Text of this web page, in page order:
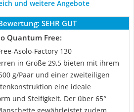
und weitere Angebote
SEHR GUT
Quantum Free:
Asolo-Factory 130
in Größe 29,5 bieten mit ihrem
g/Paar und einer zweiteiligen
eine ideale
und Steifigkeit. Der über 65°